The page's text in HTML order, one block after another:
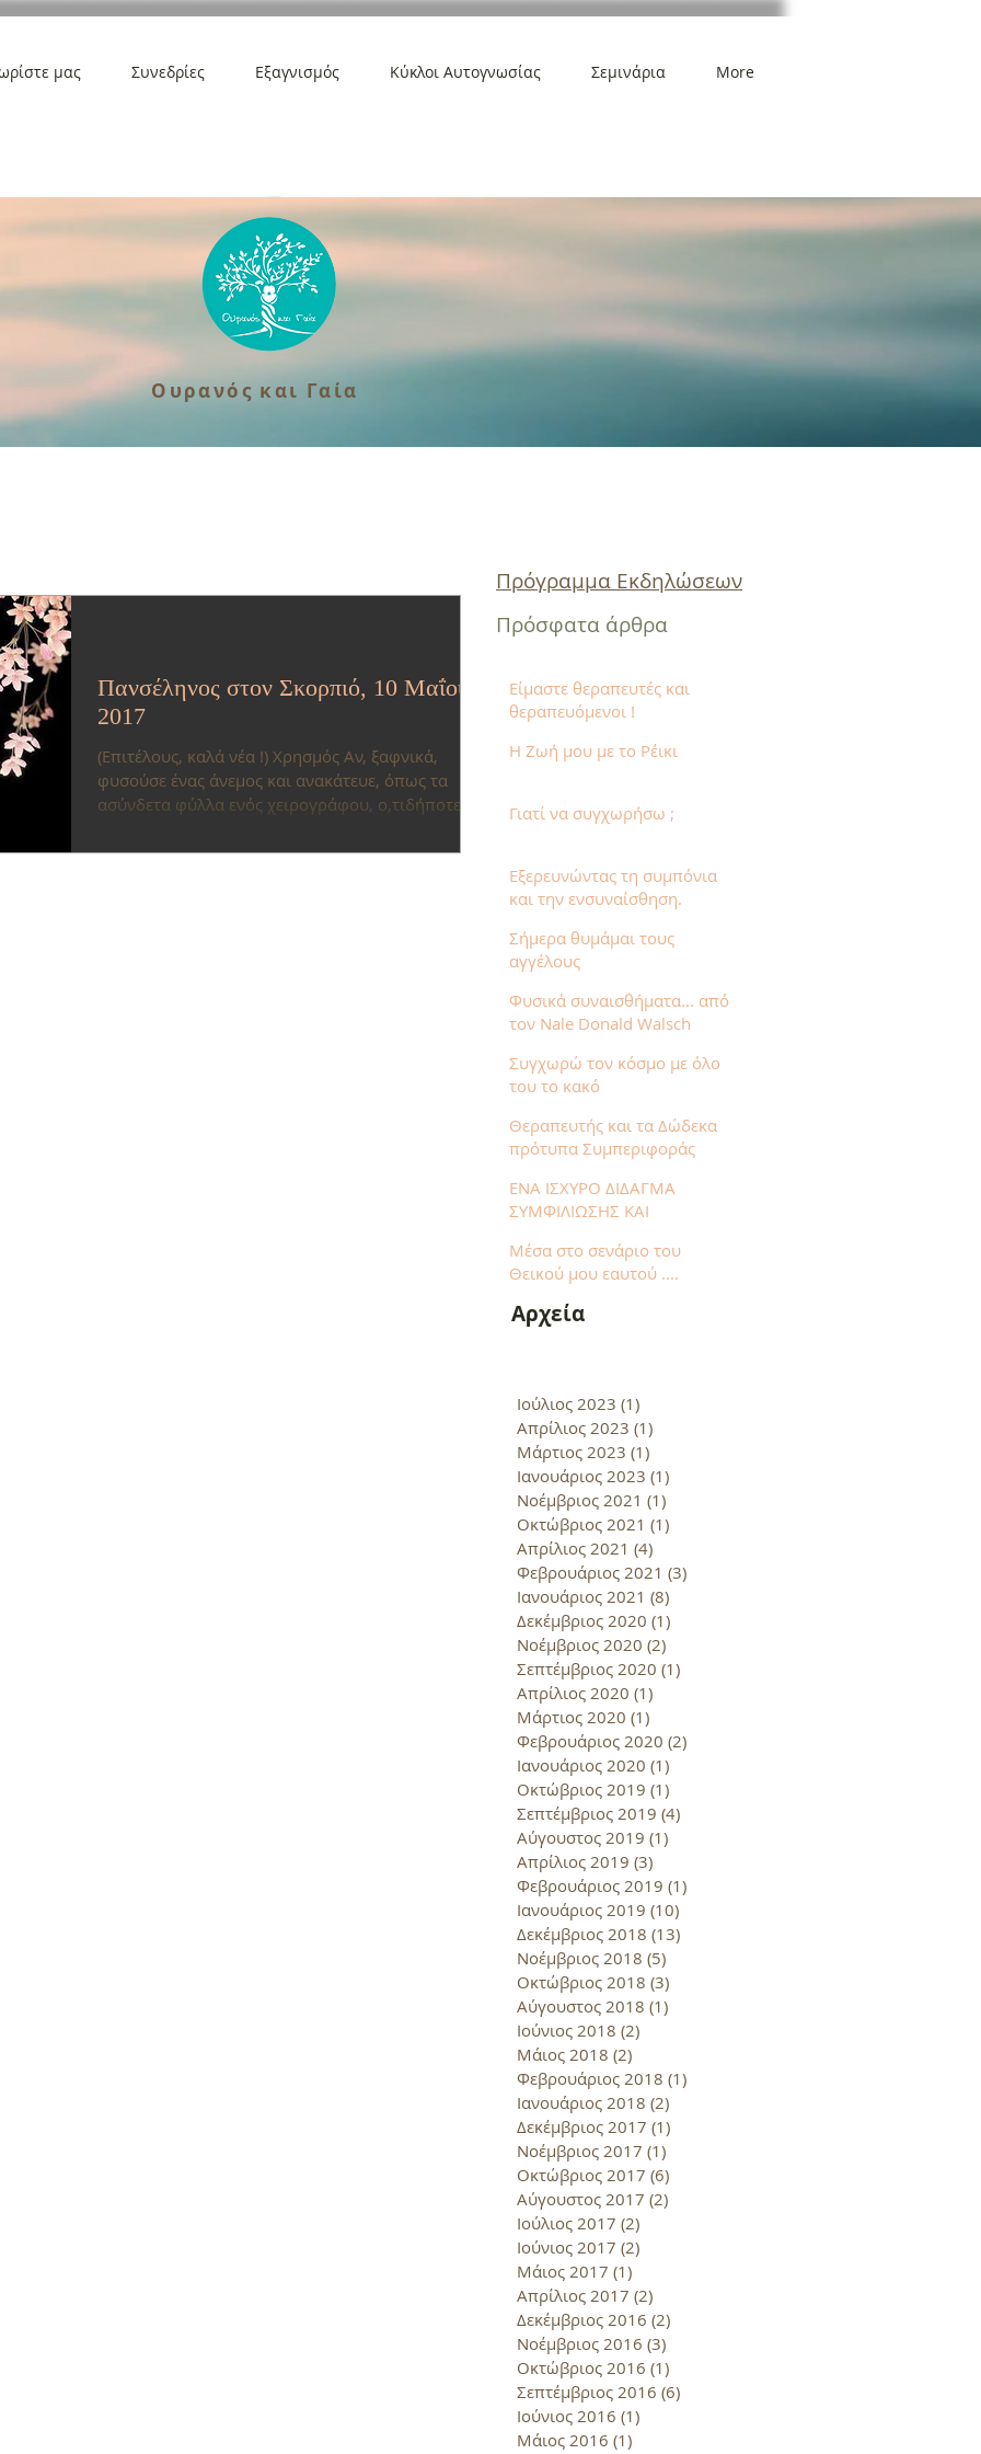
μας Συνεδρίες Εξαγνισμός Κύκλοι Αυτογνωσίας Σεμινάρια More
Ουρανός και Γαία
Ουρανός και Γαία
Πρόγραμμα Εκδηλώσεων
Πανσέληνος στον Σκορπιό, 10 Μαΐου
2017
(Επιτέλους, καλά νέα !) Χρησμός Αν, ξαφνικά,
φυσούσε ένας άνεμος και ανακάτευε, όπως τα
ασύνδετα φύλλα ενός χειρογράφου, ο,τιδήποτε...
Πρόσφατα άρθρα
Είμαστε θεραπευτές και
θεραπευόμενοι !
Η Ζωή μoυ με το Ρέικι
Γιατί να συγχωρήσω ;
Εξερευνώντας τη συμπόνια
και την ενσυναίσθηση.
Σήμερα θυμάμαι τους
αγγέλους
Φυσικά συναισθήματα... από
τον Nale Donald Walsch
Συγχωρώ τον κόσμο με όλο
του το κακό
Θεραπευτής και τα Δώδεκα
πρότυπα Συμπεριφοράς
ΕΝΑ ΙΣΧΥΡΟ ΔΙΔΑΓΜΑ
ΣΥΜΦΙΛΙΩΣΗΣ ΚΑΙ
Μέσα στο σενάριο του
Θεικού μου εαυτού ....
Αρχεία
Ιούλιος 2023 (1)
Απρίλιος 2023 (1)
Μάρτιος 2023 (1)
Ιανουάριος 2023 (1)
Νοέμβριος 2021 (1)
Οκτώβριος 2021 (1)
Απρίλιος 2021 (4)
Φεβρουάριος 2021 (3)
Ιανουάριος 2021 (8)
Δεκέμβριος 2020 (1)
Νοέμβριος 2020 (2)
Σεπτέμβριος 2020 (1)
Απρίλιος 2020 (1)
Μάρτιος 2020 (1)
Φεβρουάριος 2020 (2)
Ιανουάριος 2020 (1)
Οκτώβριος 2019 (1)
Σεπτέμβριος 2019 (4)
Αύγουστος 2019 (1)
Απρίλιος 2019 (3)
Φεβρουάριος 2019 (1)
Ιανουάριος 2019 (10)
Δεκέμβριος 2018 (13)
Νοέμβριος 2018 (5)
Οκτώβριος 2018 (3)
Αύγουστος 2018 (1)
Ιούνιος 2018 (2)
Μάιος 2018 (2)
Φεβρουάριος 2018 (1)
Ιανουάριος 2018 (2)
Δεκέμβριος 2017 (1)
Νοέμβριος 2017 (1)
Οκτώβριος 2017 (6)
Αύγουστος 2017 (2)
Ιούλιος 2017 (2)
Ιούνιος 2017 (2)
Μάιος 2017 (1)
Απρίλιος 2017 (2)
Δεκέμβριος 2016 (2)
Νοέμβριος 2016 (3)
Οκτώβριος 2016 (1)
Σεπτέμβριος 2016 (6)
Ιούνιος 2016 (1)
Μάιος 2016 (1)